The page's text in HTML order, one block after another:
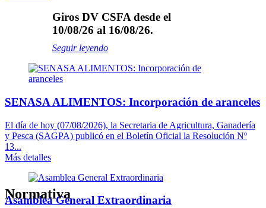
Giros DV CSFA desde el
10/08/26 al 16/08/26.
Seguir leyendo
SENASA ALIMENTOS: Incorporación de aranceles
El día de hoy (07/08/2026), la Secretaria de Agricultura, Ganadería
y Pesca (SAGPA) publicó en el Boletín Oficial la Resolución Nº
13...
Más detalles
Asamblea General Extraordinaria
Normativa